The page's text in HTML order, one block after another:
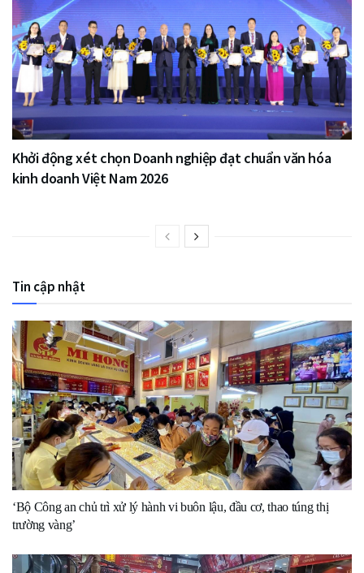
Khởi động xét chọn Doanh nghiệp đạt chuẩn văn hóa
kinh doanh Việt Nam 2026
Tin cập nhật
‘Bộ Công an chủ trì xử lý hành vi buôn lậu, đầu cơ, thao túng thị
trường vàng’